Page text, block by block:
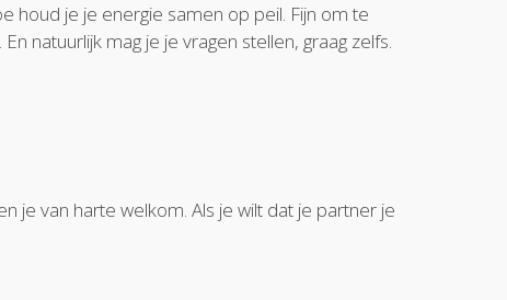
houd je je energie samen op peil. Fijn om te
. En natuurlijk mag je je vragen stellen, graag zelfs.
je van harte welkom. Als je wilt dat je partner je